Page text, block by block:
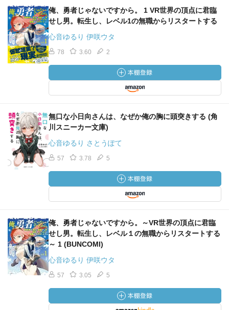
俺、勇者じゃないですから。 1 VR世界の頂点に君臨
せし男。転生し、レベル1の無職からリスタートする
心音ゆるり 伊咲ウタ
78 3.60 2
無口な小日向さんは、なぜか俺の胸に頭突きする (角
川スニーカー文庫)
心音ゆるり さとうぽて
57 3.78 5
俺、勇者じゃないですから。～VR世界の頂点に君臨
せし男。転生し、レベル１の無職からリスタートする
～ 1 (BUNCOMI)
心音ゆるり 伊咲ウタ
57 3.05 5